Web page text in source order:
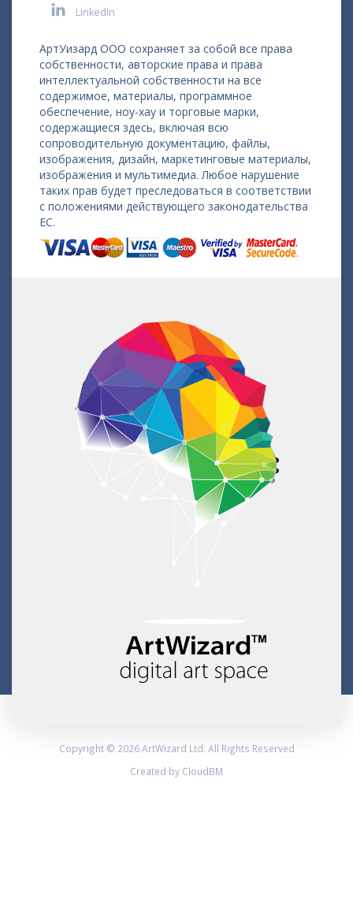
LinkedIn
АртУизард ООО сохраняет за собой все права
собственности, авторские права и права
интеллектуальной собственности на все
содержимое, материалы, программное
обеспечение, ноу-хау и торговые марки,
содержащиеся здесь, включая всю
сопроводительную документацию, файлы,
изображения, дизайн, маркетинговые материалы,
изображения и мультимедиа. Любое нарушение
таких прав будет преследоваться в соответствии
с положениями действующего законодательства
ЕС.
Copyright © 2026 ArtWizard Ltd. All Rights Reserved
Created by CloudBM